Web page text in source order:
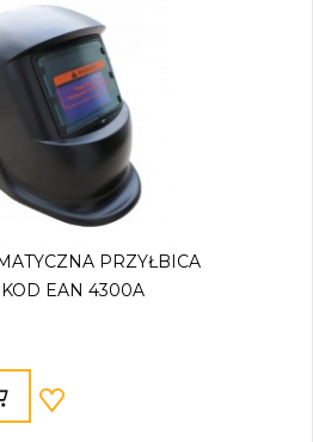
PRZYŁBICA
EAN 4300A